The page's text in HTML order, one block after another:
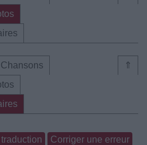
⇑
Corriger une erreur